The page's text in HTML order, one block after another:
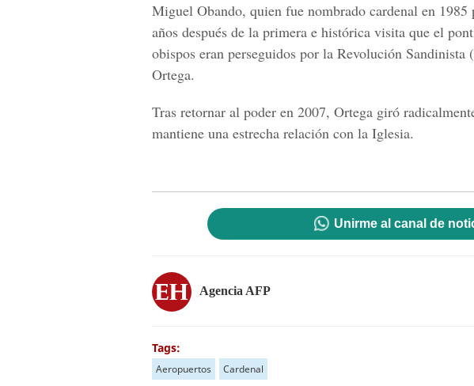
Miguel Obando, quien fue nombrado cardenal en
años después de la primera e histórica visita que el
obispos eran perseguidos por la Revolución
Ortega.
Tras retornar al poder en 2007, Ortega giró
mantiene una estrecha relación con la Iglesia.
Unirme al canal de
Agencia AFP
Tags:
Aeropuertos Cardenal